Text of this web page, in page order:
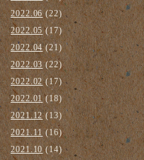
2022.06(22)
2022.05(17)
2022.04(21)
2022.03 (22)
2022.02(17)
2022.01(18)
2021.12(13)
2021.11 (16)
2021.10(14)